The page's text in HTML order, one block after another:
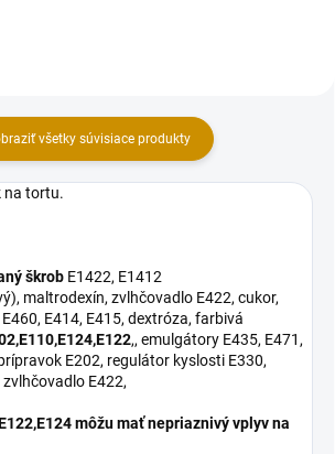
všetky súvisiace produkty
na tortu.
škrob E1422, E1412
maltrodexín, zvlhčovadlo E422, cukor,
E414, E415, dextróza, farbivá
,, emulgátory E435, E471,
E202, regulátor kyslosti E330,
E422,
môžu mať nepriaznivý vplyv na